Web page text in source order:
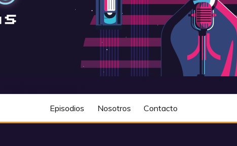
Episodios Nosotros Contacto